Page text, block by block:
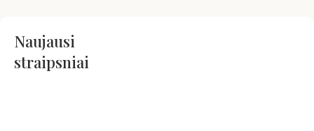
Naujausi
straipsniai